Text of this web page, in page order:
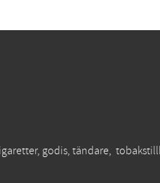
godis, tändare,